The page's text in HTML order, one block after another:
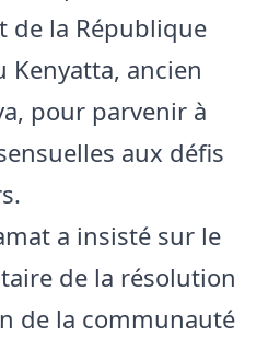
de la République
Kenyatta, ancien
pour parvenir à
aux défis
a insisté sur le
de la résolution
de la communauté